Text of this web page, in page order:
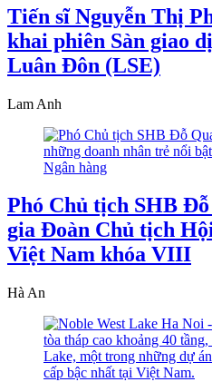
Tiến sĩ Nguyễn Thị
khai phiên Sàn giao
Luân Đôn (LSE)
Lam Anh
Phó Chủ tịch SHB
gia Đoàn Chủ tịch
Việt Nam khóa VIII
Hà An